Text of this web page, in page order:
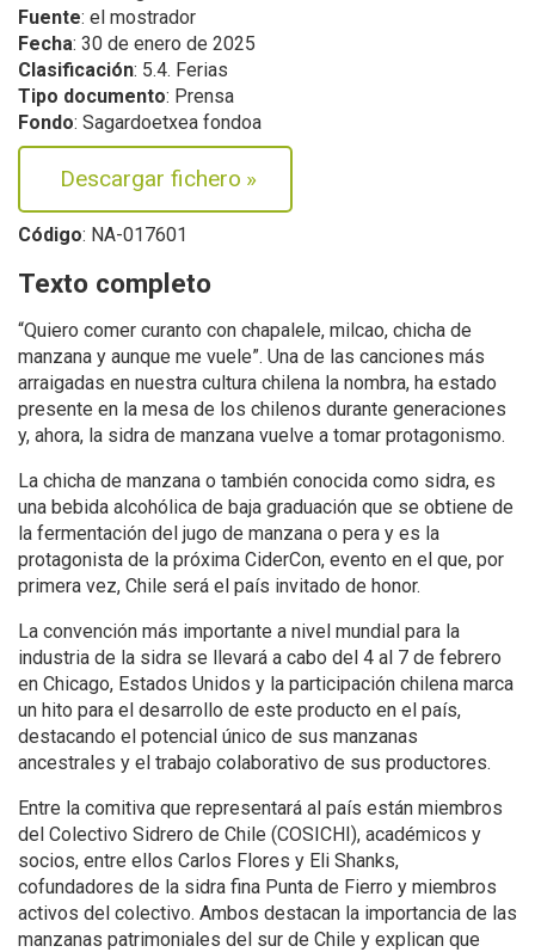
Fuente: el mostrador
Fecha: 30 de enero de 2025
Clasificación: 5.4. Ferias
Tipo documento: Prensa
Fondo: Sagardoetxea fondoa
Descargar fichero »
Código: NA-017601
Texto completo
“Quiero comer curanto con chapalele, milcao, chicha de
manzana y aunque me vuele”. Una de las canciones más
arraigadas en nuestra cultura chilena la nombra, ha estado
presente en la mesa de los chilenos durante generaciones
y, ahora, la sidra de manzana vuelve a tomar protagonismo.
La chicha de manzana o también conocida como sidra, es
una bebida alcohólica de baja graduación que se obtiene de
la fermentación del jugo de manzana o pera y es la
protagonista de la próxima CiderCon, evento en el que, por
primera vez, Chile será el país invitado de honor.
La convención más importante a nivel mundial para la
industria de la sidra se llevará a cabo del 4 al 7 de febrero
en Chicago, Estados Unidos y la participación chilena marca
un hito para el desarrollo de este producto en el país,
destacando el potencial único de sus manzanas
ancestrales y el trabajo colaborativo de sus productores.
Entre la comitiva que representará al país están miembros
del Colectivo Sidrero de Chile (COSICHI), académicos y
socios, entre ellos Carlos Flores y Eli Shanks,
cofundadores de la sidra fina Punta de Fierro y miembros
activos del colectivo. Ambos destacan la importancia de las
manzanas patrimoniales del sur de Chile y explican que